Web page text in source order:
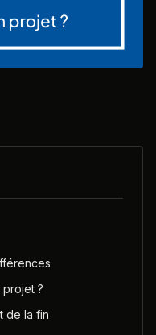
projet ?
de la fin